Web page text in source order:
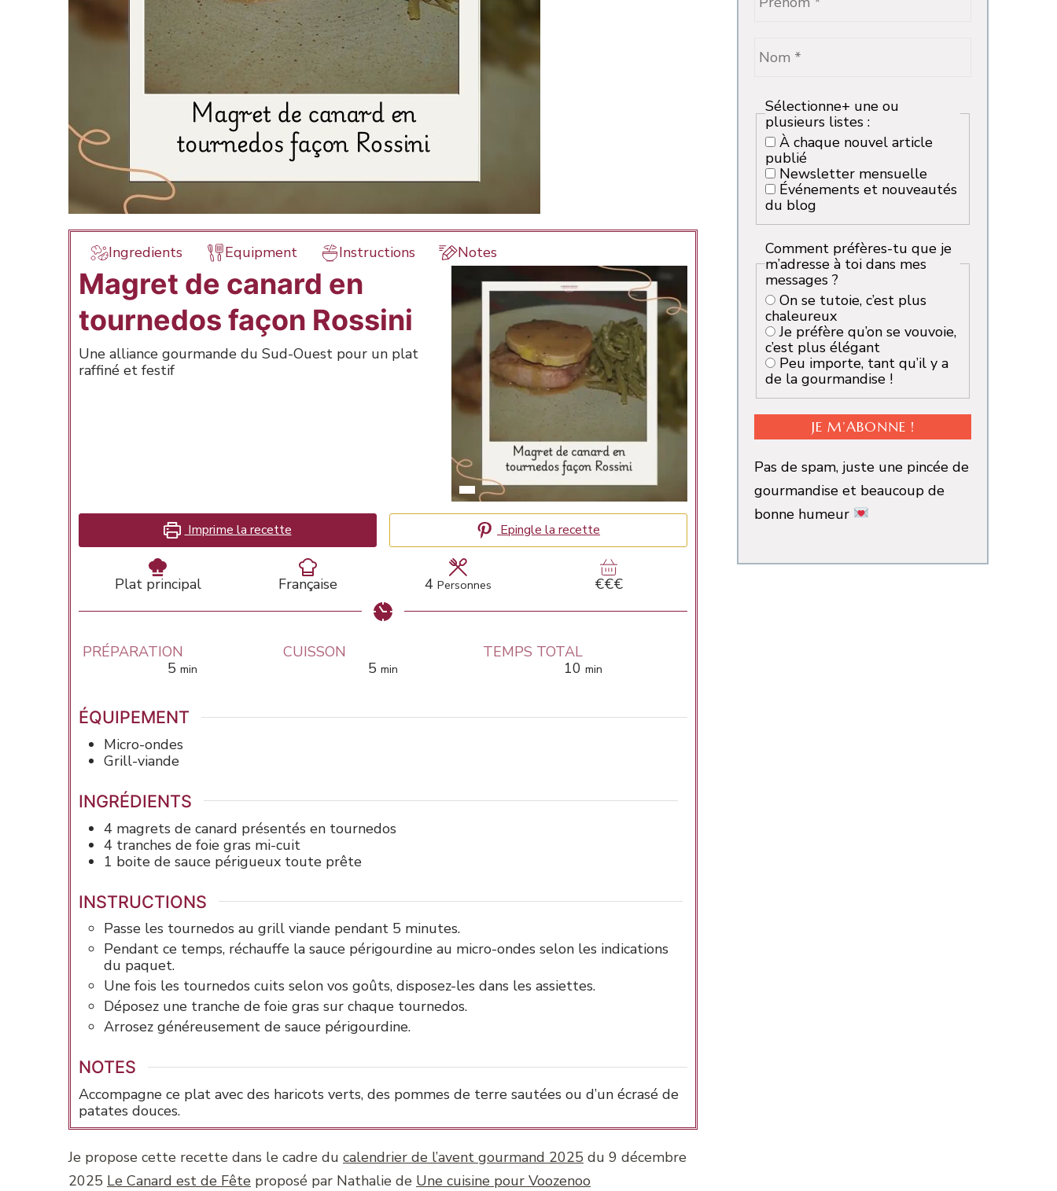
Ingredients Equipment Instructions Notes
Magret de canard en
tournedos façon Rossini
Une alliance gourmande du Sud-Ouest pour un plat
raffiné et festif
Imprime la recette Epingle la recette
Plat principal Française 4 Personnes €€€
PRÉPARATION
5 minutes
min
CUISSON
5 minutes
min
TEMPS TOTAL
10 minutes
min
ÉQUIPEMENT
Micro-ondes
Grill-viande
INGRÉDIENTS
4 magrets de canard présentés en tournedos
4 tranches de foie gras mi-cuit
1 boite de sauce périgueux toute prête
INSTRUCTIONS
Passe les tournedos au grill viande pendant 5 minutes.
Pendant ce temps, réchauffe la sauce périgourdine au micro-ondes selon les indications
du paquet.
Une fois les tournedos cuits selon vos goûts, disposez-les dans les assiettes.
Déposez une tranche de foie gras sur chaque tournedos.
Arrosez généreusement de sauce périgourdine.
NOTES
Accompagne ce plat avec des haricots verts, des pommes de terre sautées ou d’un écrasé de
patates douces.
Je propose cette recette dans le cadre du calendrier de l’avent gourmand 2025 du 9 décembre
2025 Le Canard est de Fête proposé par Nathalie de Une cuisine pour Voozenoo
Sélectionne+ une ou
plusieurs listes :
À chaque nouvel article
publié
Newsletter mensuelle
Événements et nouveautés
du blog
Comment préfères-tu que je
m’adresse à toi dans mes
messages ?
On se tutoie, c’est plus
chaleureux
Je préfère qu’on se vouvoie,
c’est plus élégant
de la gourmandise !
Pas de spam, juste une pincée de
gourmandise et beaucoup de
bonne humeur